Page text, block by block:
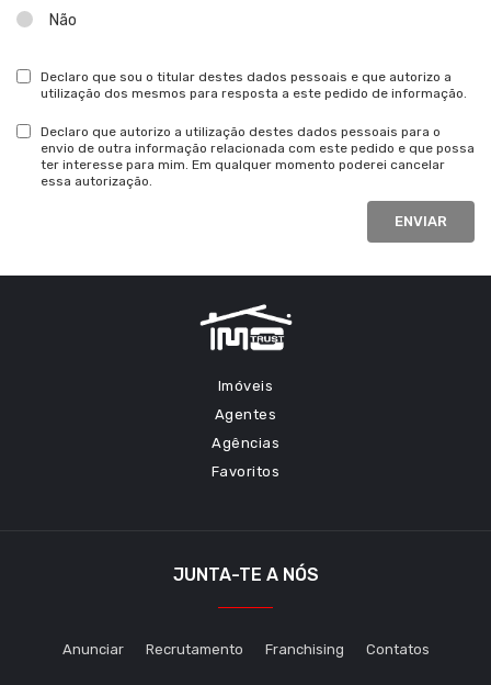
Não
Declaro que sou o titular destes dados pessoais e que autorizo a
utilização dos mesmos para resposta a este pedido de informação.
Declaro que autorizo a utilização destes dados pessoais para o
envio de outra informação relacionada com este pedido e que possa
ter interesse para mim. Em qualquer momento poderei cancelar
essa autorização.
ENVIAR
Imóveis
Agentes
Agências
Favoritos
JUNTA-TE A NÓS
Anunciar Recrutamento Franchising Contatos